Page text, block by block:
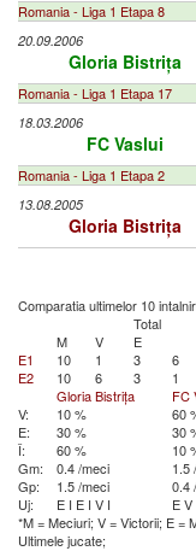
Romania - Liga 1 Etapa 8
20.09.2006
Gloria Bistrița
Romania - Liga 1 Etapa 17
18.03.2006
FC Vaslui
Romania - Liga 1 Etapa 2
13.08.2005
Gloria Bistrița
Comparatia ultimelor 10
Total
M
V E
E1
10 1 3 6
E2
10 6 3 1
Gloria Bistrița
FC
V:
10 % 60
E:
30 % 30
Î:
60 % 10
Gm:
0.4 /meci 1.5
Gp:
1.5 /meci 0.4
Uj:
E I E I V I EV
*M = Meciuri; V = Victorii; E =
Ultimele jucate;